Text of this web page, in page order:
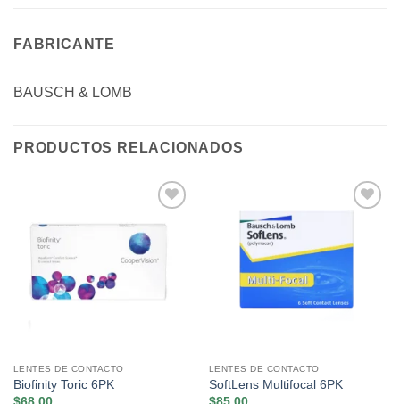
FABRICANTE
BAUSCH & LOMB
PRODUCTOS RELACIONADOS
lista de
deseos
LENTES DE CONTACTO
Biofinity Toric 6PK
lista de
LENTES DE CONTACTO
SoftLens Multifocal 6PK